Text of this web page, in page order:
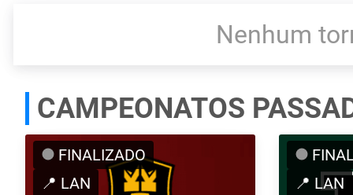
Nenhum
CAMPEONATOS
FINALIZADO
📍 LAN
📍 LAN